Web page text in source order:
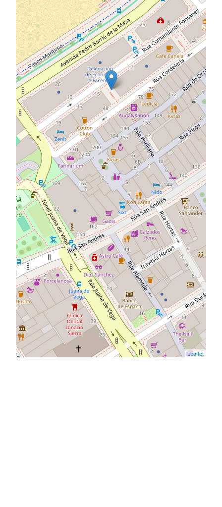
Leaflet